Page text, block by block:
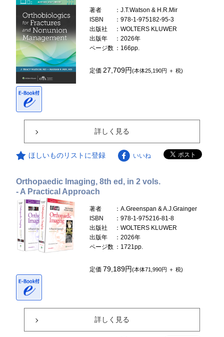
著者
：J.T.Watson & H.R.Mir
ISBN
：978-1-975182-95-3
出版社
：WOLTERS KLUWER
出版年
：2026年
ページ数 ：166pp.
定価27,709円(本体25,190円 ＋ 税)
詳しく見る
ほしいものリストに登録 いいね
Orthopaedic Imaging, 8th ed, in 2 vols.
- A Practical Approach
著者
：A.Greenspan & A.J.Grainger
ISBN
：978-1-975216-81-8
出版社
：WOLTERS KLUWER
出版年
：2026年
ページ数 ：1721pp.
定価 79,189円(本体71,990円 ＋ 税)
詳しく見る